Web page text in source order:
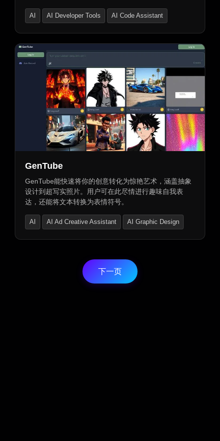
AI AI Developer Tools AI Code Assistant
GenTube
GenTube能快速将你的创意转化为惊艳艺术，涵盖抽象
设计到超写实照片。用户可在此尽情进行趣味自我表
达，还能将文本转换为表情符号。
AI AI Ad Creative Assistant AI Graphic Design
下一页